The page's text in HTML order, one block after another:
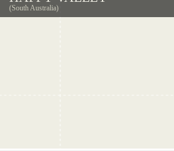
(South Australia)